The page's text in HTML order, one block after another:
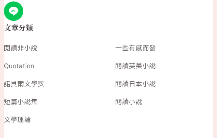
文章分類
閱讀非小說 一些有感而發
Quotation 閱讀英美小說
諾貝爾文學獎 閱讀日本小說
短篇小說集 閱讀小說
文學理論